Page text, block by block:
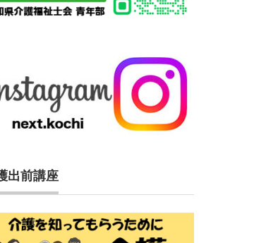
出前講座